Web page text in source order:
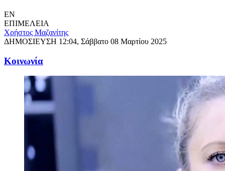
EN
ΕΠΙΜΕΛΕΙΑ
Χρήστος Μαζανίτης
ΔΗΜΟΣΙΕΥΣΗ 12:04, Σάββατο 08 Μαρτίου 2025
Κοινωνία